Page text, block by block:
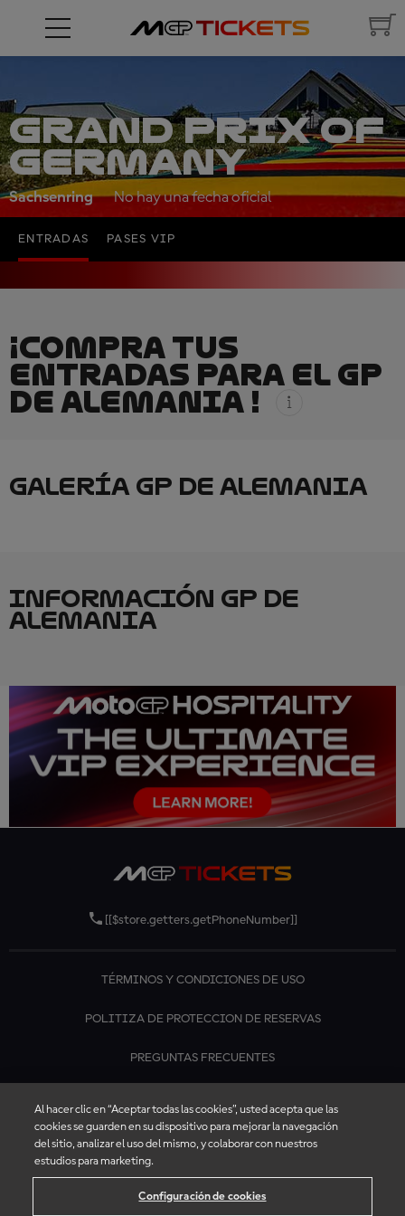
GRAND PRIX OF
GERMANY
Sachsenring No hay una fecha oficial
ENTRADAS PASES VIP
¡COMPRA TUS
ENTRADAS PARA EL GP
DE ALEMANIA !
GALERÍA GP DE ALEMANIA
INFORMACIÓN GP DE
ALEMANIA
[[$store.getters.getPhoneNumber]]
TÉRMINOS Y CONDICIONES DE USO
POLITIZA DE PROTECCION DE RESERVAS
PREGUNTAS FRECUENTES
Al hacer clic en “Aceptar todas las cookies”, usted acepta que las
cookies se guarden en su dispositivo para mejorar la navegación
del sitio, analizar el uso del mismo, y colaborar con nuestros
estudios para marketing.
Configuración de cookies